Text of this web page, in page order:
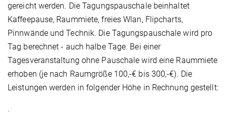
gereicht werden. Die Tagungspauschale beinhaltet
Kaffeepause, Raummiete, freies Wlan, Flipcharts,
Pinnwände und Technik. Die Tagungspauschale wird pro
Tag berechnet - auch halbe Tage. Bei einer
Tagesveranstaltung ohne Pauschale wird eine Raummiete
erhoben (je nach Raumgröße 100,-€ bis 300,-€). Die
Leistungen werden in folgender Höhe in Rechnung gestellt:
.